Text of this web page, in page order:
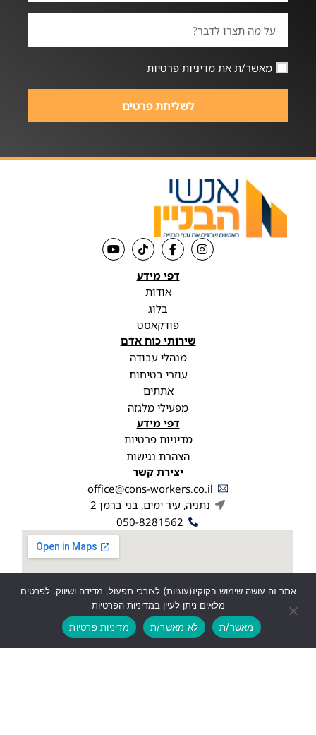
מאשר/ת את מדיניות פרטיות
לשליחת פרטים
דפי מידע
אודות
בלוג
פודקאסט
שירותי כוח אדם
מנהלי עבודה
עוזרי בטיחות
אתתים
מפעילי מלגזה
דפי מידע
מדיניות פרטיות
הצהרת נגישות
יצירת קשר
office@cons-workers.co.il
נתניה, עיר ימים, בני ברמן 2
050-8281562
אתר זה עושה שימוש בקוקיז(עוגיות) לצורכי תפעול, מדידה ושיווק. לפרטים
מלאים ניתן לעיין במדיניות הפרטיות
מאשר/ת
לא מאשר/ת מדיניות פרטיות